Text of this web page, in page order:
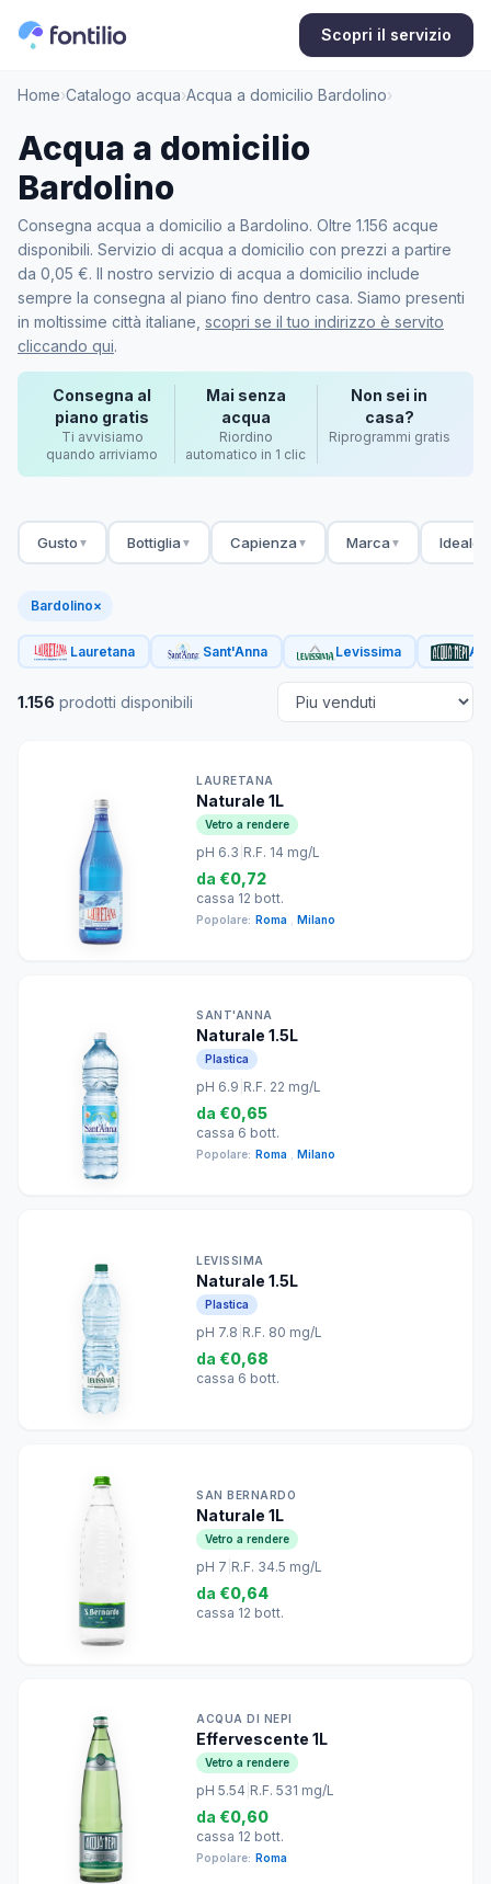
Scopri il servizio
Home›Catalogo acqua›Acqua a domicilio Bardolino›
Acqua a domicilio
Bardolino
Consegna acqua a domicilio a Bardolino. Oltre 1.156 acque
disponibili. Servizio di acqua a domicilio con prezzi a partire
da 0,05 €. Il nostro servizio di acqua a domicilio include
sempre la consegna al piano fino dentro casa. Siamo presenti
in moltissime città italiane, scopri se il tuo indirizzo è servito
cliccando qui.
Consegna al
piano gratis
Ti avvisiamo
quando arriviamo
Mai senza
acqua
Riordino
automatico in 1 clic
Non sei in
casa?
Riprogrammi gratis
Gusto ▼ Bottiglia ▼ Capienza ▼ Marca ▼ Ideale
Bardolino×
Lauretana Sant'Anna Levissima
1.156 prodotti disponibili
LAURETANA
Naturale 1L
Vetro a rendere
pH 6.3 R.F. 14 mg/L
da €0,72
cassa 12 bott.
Popolare: Roma Milano
SANT'ANNA
Naturale 1.5L
Plastica
pH 6.9 R.F. 22 mg/L
da €0,65
cassa 6 bott.
Popolare: Roma Milano
LEVISSIMA
Naturale 1.5L
Plastica
pH 7.8 R.F. 80 mg/L
da €0,68
cassa 6 bott.
SAN BERNARDO
Naturale 1L
Vetro a rendere
pH 7 R.F. 34.5 mg/L
da €0,64
cassa 12 bott.
ACQUA DI NEPI
Effervescente 1L
Vetro a rendere
pH 5.54 R.F. 531 mg/L
da €0,60
cassa 12 bott.
Popolare: Roma